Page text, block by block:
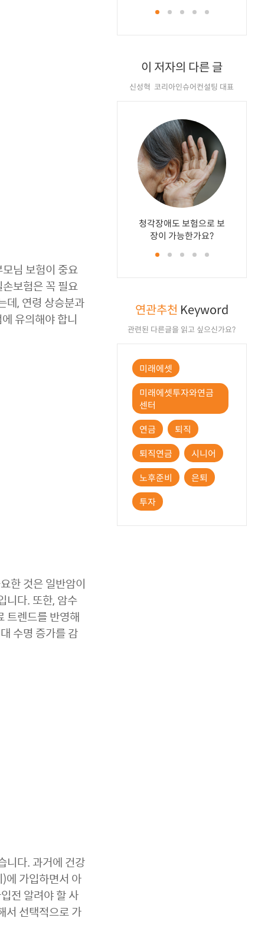
님 보험이 중요
보험은 꼭 필요
데, 연령 상승분과
유의해야 합니
한 것은 일반암이
니다. 또한, 암수
트렌드를 반영해
수명 증가를 감
니다. 과거에 건강
에 가입하면서 아
전 알려야 할 사
서 선택적으로 가
이 저자의 다른 글
신성혁 코리아인슈어컨설팅 대표
청각장애도 보험으로 보
장이 가능한가요?
연관추천 Keyword
관련된 다른글을 읽고 싶으신가요?
미래에셋
미래에셋투자와연금
센터
연금
퇴직
퇴직연금
시니어
노후준비
은퇴
투자